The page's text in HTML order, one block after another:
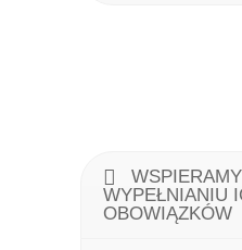
WYPEŁNIANIU
OBOWIĄZKÓW